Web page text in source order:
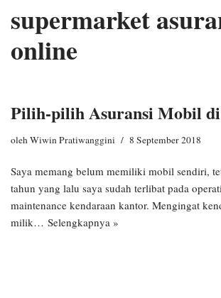
supermarket
online
Pilih-pilih Asuransi Mobil
olehWiwin Pratiwanggini 8 September 2018
Saya memang belum memiliki mobil sendiri,
tahun yang lalu saya sudah terlibat pada
maintenance kendaraan kantor. Mengingat
milik… Selengkapnya »